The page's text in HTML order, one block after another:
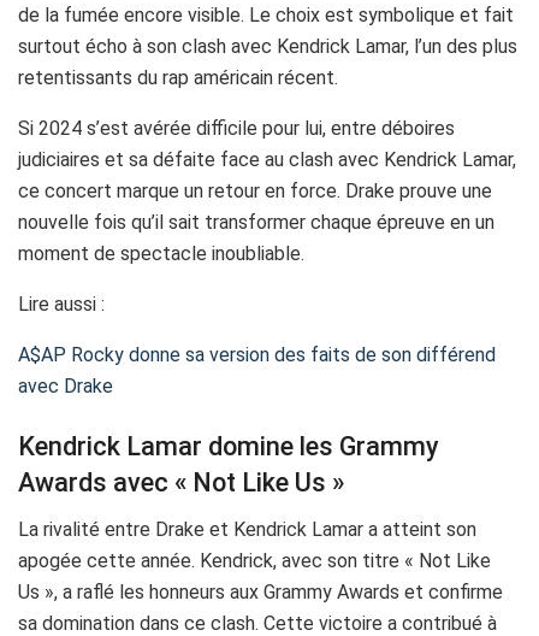
de la fumée encore visible. Le choix est symbolique et fait
surtout écho à son clash avec Kendrick Lamar, l’un des plus
retentissants du rap américain récent.
Si 2024 s’est avérée difficile pour lui, entre déboires
judiciaires et sa défaite face au clash avec Kendrick Lamar,
ce concert marque un retour en force. Drake prouve une
nouvelle fois qu’il sait transformer chaque épreuve en un
moment de spectacle inoubliable.
Lire aussi :
A$AP Rocky donne sa version des faits de son différend
avec Drake
Kendrick Lamar domine les Grammy
Awards avec « Not Like Us »
La rivalité entre Drake et Kendrick Lamar a atteint son
apogée cette année. Kendrick, avec son titre « Not Like
Us », a raflé les honneurs aux Grammy Awards et confirme
sa domination dans ce clash. Cette victoire a contribué à